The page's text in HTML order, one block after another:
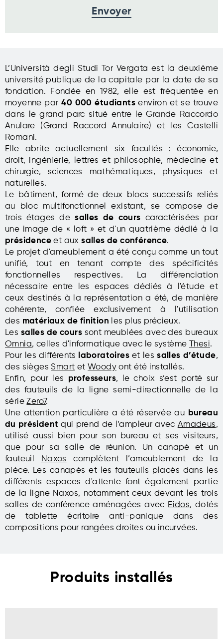
L’Università degli Studi Tor Vergata est la deuxième
université publique de la capitale par la date de sa
fondation. Fondée en 1982, elle est fréquentée en
moyenne par40 000 étudiantsenviron et se trouve
dans le grand parc situé entre le Grande Raccordo
Anulare (Grand Raccord Annulaire) et les Castelli
Romani.
Elle abrite actuellement six facultés : économie,
droit, ingénierie, lettres et philosophie, médecine et
chirurgie, sciences mathématiques, physiques et
naturelles.
Le bâtiment, formé de deux blocs successifs reliés
au bloc multifonctionnel existant, se compose de
trois étages desalles de cours caractérisées par
une image de « loft » et d'un quatrième dédié à la
présidence et auxsalles de conférence.
Le projet d'ameublement a été conçu comme un tout
unifié, tout en tenant compte des spécificités
fonctionnelles respectives. La différenciation
nécessaire entre les espaces dédiés à l'étude et
ceux destinés à la représentation a été, de manière
cohérente, confiée exclusivement à l'utilisation
des matériaux de finition les plus précieux.
Les salles de courssont meublées avec des bureaux
Omnia, celles d'informatique avec le système Thesi.
Pour les différents
laboratoireset lessalles d’étude,
des siègesSmart et Woody ont été installés.
Enfin, pour les professeurs, le choix s’est porté sur
des fauteuils de la ligne semi-directionnelle de la
sérieZero7.
Une attention particulière a été réservée au bureau
du président qui prend de l’ampleur avec Amadeus,
utilisé aussi bien pour son bureau et ses visiteurs,
que pour sa salle de réunion. Un canapé et un
fauteuil
Naxos
complètent l’ameublement de la
pièce. Les canapés et les fauteuils placés dans les
différents espaces d'attente font également partie
de la ligne Naxos, notamment ceux devant les trois
salles de conférence aménagées avec Eidos, dotés
de tablette écritoire anti-panique dans des
compositions pour rangées droites ou incurvées.
Produits installés